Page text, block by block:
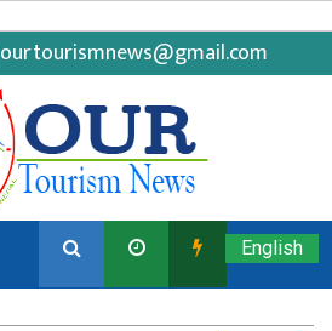
ourtourismnews@gmail.com
English